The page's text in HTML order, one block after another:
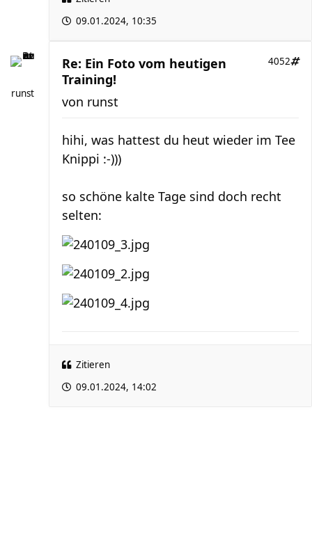
09.01.2024, 10:35
runst
Re: Ein Foto vom heutigen
Training!
4052
von runst
hihi, was hattest du heut wieder im Tee
Knippi :-)))
so schöne kalte Tage sind doch recht
selten:
Zitieren
09.01.2024, 14:02